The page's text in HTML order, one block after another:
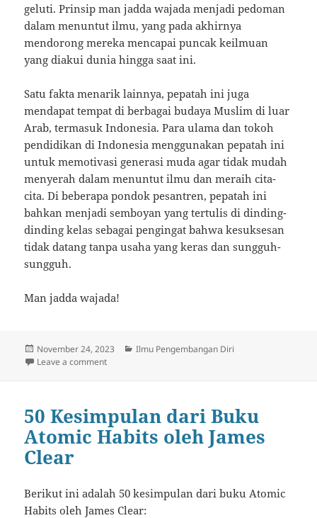
geluti. Prinsip man jadda wajada menjadi pedoman
dalam menuntut ilmu, yang pada akhirnya
mendorong mereka mencapai puncak keilmuan
yang diakui dunia hingga saat ini.
Satu fakta menarik lainnya, pepatah ini juga
mendapat tempat di berbagai budaya Muslim di luar
Arab, termasuk Indonesia. Para ulama dan tokoh
pendidikan di Indonesia menggunakan pepatah ini
untuk memotivasi generasi muda agar tidak mudah
menyerah dalam menuntut ilmu dan meraih cita-
cita. Di beberapa pondok pesantren, pepatah ini
bahkan menjadi semboyan yang tertulis di dinding-
dinding kelas sebagai pengingat bahwa kesuksesan
tidak datang tanpa usaha yang keras dan sungguh-
sungguh.
Man jadda wajada!
Posted
on
November 24, 2023 Categories
Ilmu Pengembangan Diri
Leave a commenton Man Jadda Wajada: Kekuatan Usaha dan Tawakal
50 Kesimpulan dari Buku
Atomic Habits oleh James
Clear
Berikut ini adalah 50 kesimpulan dari buku Atomic
Habits oleh James Clear: